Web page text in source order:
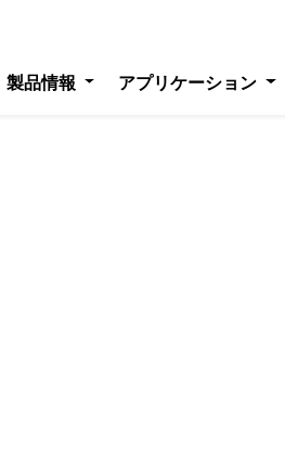
製品情報 アプリケーション